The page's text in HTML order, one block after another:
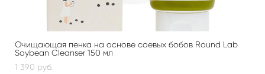
Очищающая пенка на основе соевых бобов Round Lab
Soybean Cleanser 150 мл
1 390 pуб.